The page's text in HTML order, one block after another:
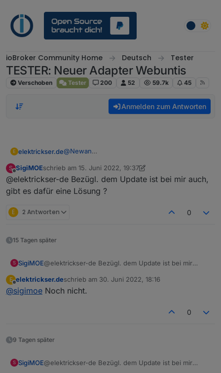
ioBroker Community Home Deutsch Tester
TESTER: Neuer Adapter Webuntis
Verschoben Tester 200 52 59.7k 45
Anmelden zum Antworten
E elektrickser.de@Newan
Folgendes ist der Inhalt des Updates:
Process exited with code 0
weniger
mehr
Installing iobroker.webuntis@0.3.4...
upload [3] webuntis.admin /opt/iobroker/
Jedoch bleibt der Update-Hinweis und die
Version bleibt auch bei 0.3.1.
S
Offline
SigiMOEschrieb am 15. Juni 2022, 19:37
zuletzt editiert von SigiMOE
@elektrickser-de Bezügl. dem Update ist bei mir auch,
gibt es dafür eine Lösung ?
E 2 Antworten 0
15 Tagen später
S SigiMOE@elektrickser-de Bezügl. dem Update ist bei mir
E
Offline
elektrickser.deschrieb am 30. Juni 2022, 18:16
zuletzt editiert von
@sigimoe Noch nicht.
0
9 Tagen später
S SigiMOE@elektrickser-de Bezügl. dem Update ist bei mir